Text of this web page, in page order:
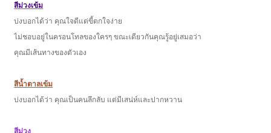
สีม่วงเข้ม
บ่งบอกได้ว่า คุณใจดีแต่ขี้ตกใจง่าย
ไม่ชอบอยู่ในครอนโทลของใครๆ ขณะเดียวกันคุณรู้อยู่เสมอว่า
คุณมีเส้นทางของตัวเอง
สีน้ำตาลเข้ม
บ่งบอกได้ว่า คุณเป็นคนลึกลับ แต่มีเสน่ห์และปากหวาน